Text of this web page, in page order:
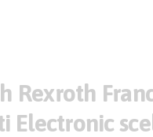
Rexroth
Electronic